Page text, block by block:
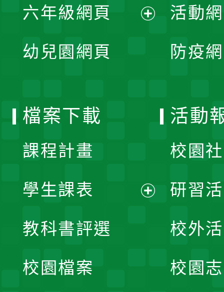
單
選
開
六年級網頁
幼兒園網頁
活動
防疫
檔案下載
課程計畫
學生課表
教科書評選
校園檔案
活動
校園
研習
校外
校園